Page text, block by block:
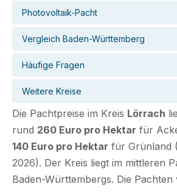
Photovoltaik-Pacht
Vergleich Baden-Württemberg
Häufige Fragen
Weitere Kreise
Die Pachtpreise im Kreis Lörrach
rund 260 Euro pro Hektar für
140 Euro pro Hektar für Grünland
2026). Der Kreis liegt im mittleren
Baden-Württembergs. Die